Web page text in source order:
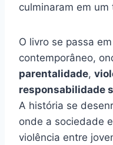
culminaram em um
O livro se passa
contemporâneo,
parentalidade,
responsabilidade
A história se
onde a sociedade
violência entre